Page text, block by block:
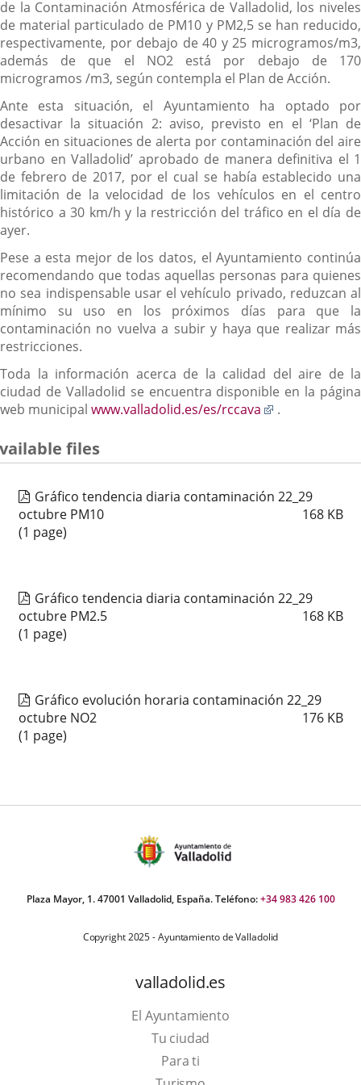
de la Contaminación Atmosférica de Valladolid, los niveles
de material particulado de PM10 y PM2,5 se han reducido,
respectivamente, por debajo de 40 y 25 microgramos/m3,
además de que el NO2 está por debajo de 170
microgramos /m3, según contempla el Plan de Acción.
Ante esta situación, el Ayuntamiento ha optado por
desactivar la situación 2: aviso, previsto en el ‘Plan de
Acción en situaciones de alerta por contaminación del aire
urbano en Valladolid’ aprobado de manera definitiva el 1
de febrero de 2017, por el cual se había establecido una
limitación de la velocidad de los vehículos en el centro
histórico a 30 km/h y la restricción del tráfico en el día de
ayer.
Pese a esta mejor de los datos, el Ayuntamiento continúa
recomendando que todas aquellas personas para quienes
no sea indispensable usar el vehículo privado, reduzcan al
mínimo su uso en los próximos días para que la
contaminación no vuelva a subir y haya que realizar más
restricciones.
Toda la información acerca de la calidad del aire de la
ciudad de Valladolid se encuentra disponible en la página
web municipal www.valladolid.es/es/rccava
Enlace
aplicación
.
files
Gráfico tendencia diaria contaminación 22_29
octubre PM10
168 KB
(1 page)
Gráfico tendencia diaria contaminación 22_29
octubre PM2.5
168 KB
(1 page)
Gráfico evolución horaria contaminación 22_29
octubre NO2
176 KB
(1 page)
Plaza Mayor, 1. 47001 Valladolid, España. Teléfono:+34 983 426 100
Copyright 2025 - Ayuntamiento de Valladolid
valladolid.es
El Ayuntamiento
Tu ciudad
Para ti